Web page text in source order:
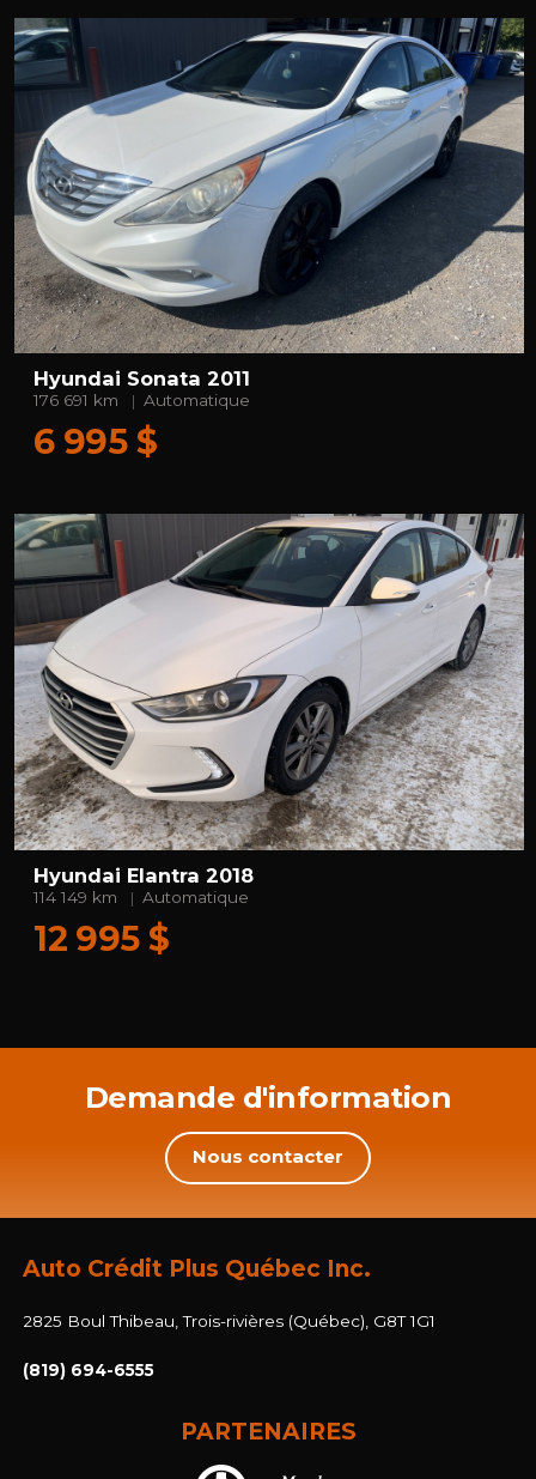
Hyundai Sonata 2011
176 691 km Automatique
6 995 $
Hyundai Elantra 2018
114 149 km Automatique
12 995 $
Demande d'information
Nous contacter
Auto Crédit Plus Québec Inc.
2825 Boul Thibeau, Trois-rivières (Québec), G8T 1G1
(819) 694-6555
PARTENAIRES